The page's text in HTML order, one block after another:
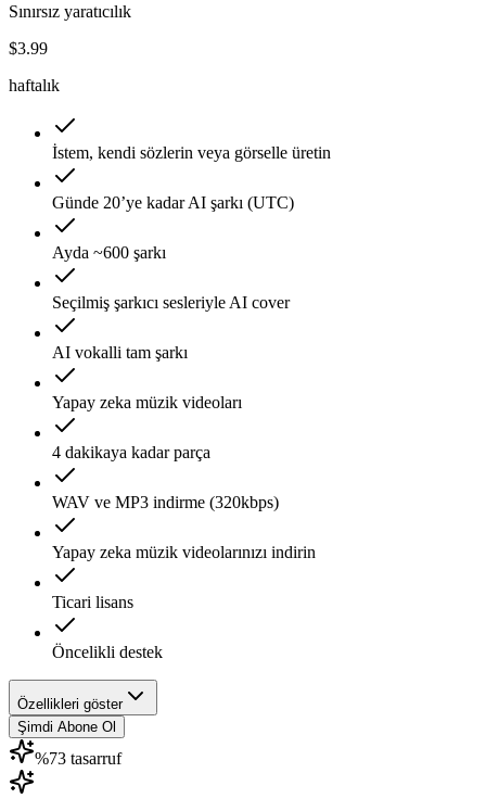
Sınırsız yaratıcılık
$3.99
haftalık
İstem, kendi sözlerin veya görselle üretin
Günde 20’ye kadar AI şarkı (UTC)
Ayda ~600 şarkı
Seçilmiş şarkıcı sesleriyle AI cover
AI vokalli tam şarkı
Yapay zeka müzik videoları
4 dakikaya kadar parça
WAV ve MP3 indirme (320kbps)
Yapay zeka müzik videolarınızı indirin
Ticari lisans
Öncelikli destek
Özellikleri göster
Şimdi Abone Ol
%73 tasarruf